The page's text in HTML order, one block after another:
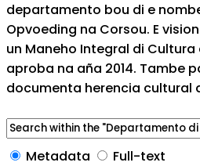
departamento bou di e
Opvoeding na Corsou. E
un Maneho Integral di
aproba na aña 2014. Tambe
documenta herencia cultural
Metadata
Full-text